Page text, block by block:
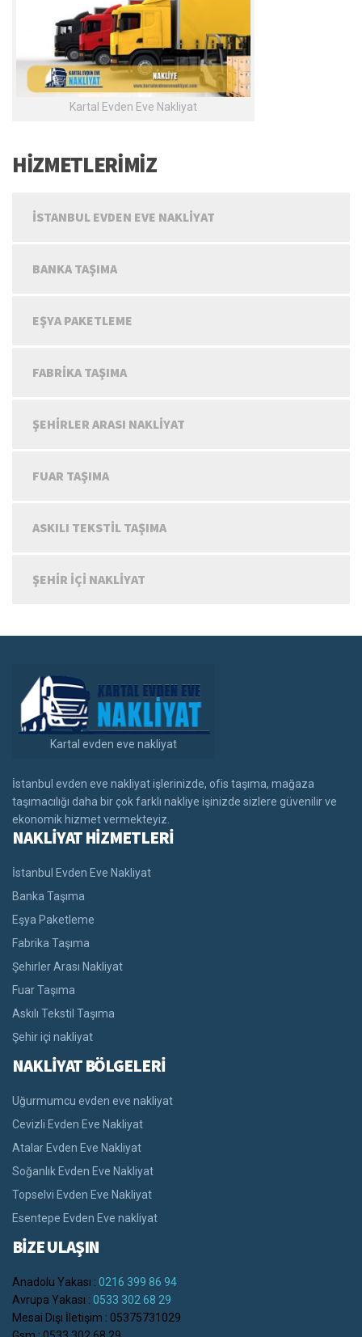
Kartal Evden Eve Nakliyat
HİZMETLERİMİZ
İSTANBUL EVDEN EVE NAKLIYAT
BANKA TAŞIMA
EŞYA PAKETLEME
FABRIKA TAŞIMA
ŞEHIRLER ARASI NAKLIYAT
FUAR TAŞIMA
ASKILI TEKSTIL TAŞIMA
ŞEHIR IÇI NAKLIYAT
Kartal evden eve nakliyat
İstanbul evden eve nakliyat işlerinizde, ofis taşıma, mağaza
taşımacılığı daha bir çok farklı nakliye işinizde sizlere güvenilir ve
ekonomik hizmet vermekteyiz.
NAKLİYAT HİZMETLERİ
İstanbul Evden Eve Nakliyat
Banka Taşıma
Eşya Paketleme
Fabrika Taşıma
Şehirler Arası Nakliyat
Fuar Taşıma
Askılı Tekstil Taşıma
Şehir içi nakliyat
NAKLİYAT BÖLGELERİ
Uğurmumcu evden eve nakliyat
Cevizli Evden Eve Nakliyat
Atalar Evden Eve Nakliyat
Soğanlık Evden Eve Nakliyat
Topselvi Evden Eve Nakliyat
Esentepe Evden Eve nakliyat
BİZE ULAŞIN
Anadolu Yakası : 0216 399 86 94
Avrupa Yakası : 0533 302 68 29
Mesai Dışı İletişim : 05375731029